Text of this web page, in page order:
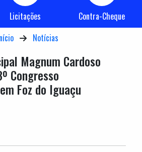
Licitações
Contra-Cheque
Notícias
Magnum Cardoso
Congresso
Foz do Iguaçu